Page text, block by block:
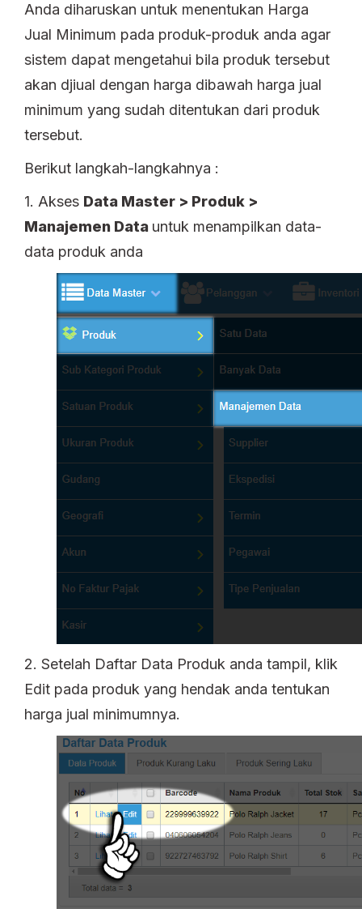
Anda diharuskan untuk menentukan Harga
Jual Minimum pada produk-produk anda agar
sistem dapat mengetahui bila produk tersebut
akan djiual dengan harga dibawah harga jual
minimum yang sudah ditentukan dari produk
tersebut.
Berikut langkah-langkahnya :
1. Akses Data Master > Produk >
Manajemen Data untuk menampilkan data-
data produk anda
2. Setelah Daftar Data Produk anda tampil, klik
Edit pada produk yang hendak anda tentukan
harga jual minimumnya.